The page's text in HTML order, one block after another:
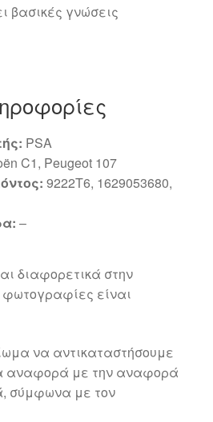
βασικές γνώσεις
PSA
C1, Peugeot 107
9222T6, 1629053680,
–
διαφορετικά στην
είναι
να αντικαταστήσουμε
αναφορά με την αναφορά
σύμφωνα με τον